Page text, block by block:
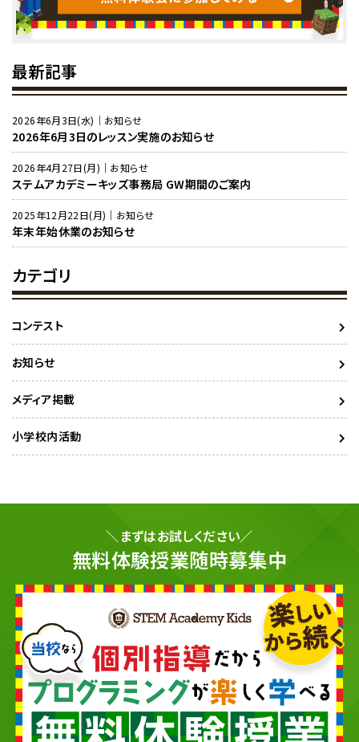
最新記事
2026年6月3日(水)｜お知らせ
2026年6月3日のレッスン実施のお知らせ
2026年4月27日(月)｜お知らせ
ステムアカデミーキッズ事務局 GW期間のご案内
2025年12月22日(月)｜お知らせ
年末年始休業のお知らせ
カテゴリ
コンテスト
お知らせ
メディア掲載
小学校内活動
＼まずはお試しください／
無料体験授業随時募集中